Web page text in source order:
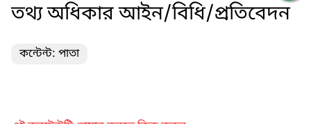
তথ্য অধিকার আইন/বিধি/প্রতিবেদন
কন্টেন্ট: পাতা